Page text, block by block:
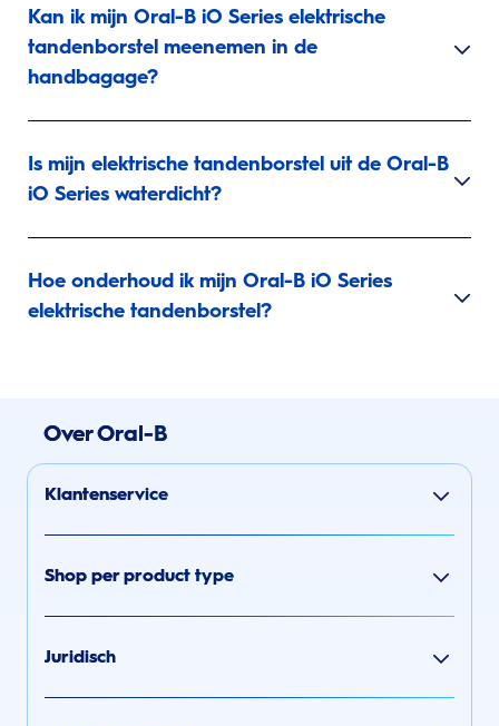
Kan ik mijn Oral-B iO Series elektrische
tandenborstel meenemen in de
handbagage?
Is mijn elektrische tandenborstel uit de Oral-B
iO Series waterdicht?
Hoe onderhoud ik mijn Oral-B iO Series
elektrische tandenborstel?
Over Oral-B
Klantenservice
Shop per product type
Juridisch